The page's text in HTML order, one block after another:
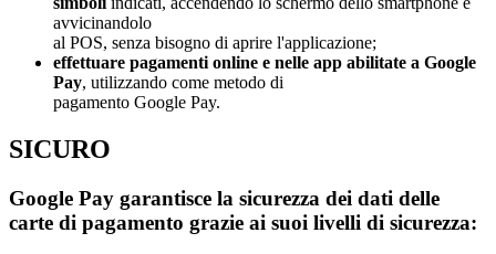
avvicinandolo
al POS, senza bisogno di aprire l'applicazione;
effettuare pagamenti online e nelle app abilitate a Google
Pay, utilizzando come metodo di
pagamento Google Pay.
SICURO
Google Pay garantisce la sicurezza dei dati delle
carte di pagamento grazie ai suoi livelli di sicurezza: